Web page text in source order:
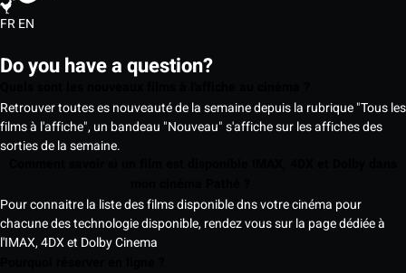
FREN
Do you have a question?
Retrouver toutes es nouveauté de la semaine depuis la rubrique "Tous les
films à l'affiche", un bandeau "Nouveau" s'affiche sur les affiches des
sorties de la semaine.
Pour connaitre la liste des films disponible dns votre cinéma pour
chacune des technologie disponible, rendez vous sur la page dédiée à
l'IMAX, 4DX et Dolby Cinema